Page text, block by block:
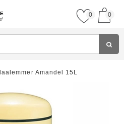
0 0
Amandel 15L